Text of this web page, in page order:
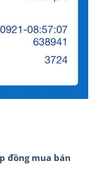
đồng mua bán